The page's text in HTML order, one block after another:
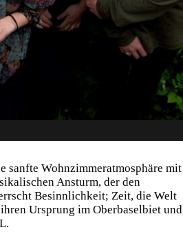
sanfte Wohnzimmeratmosphäre mit
Ansturm, der den
Besinnlichkeit; Zeit, die Welt
Ursprung im Oberbaselbiet und